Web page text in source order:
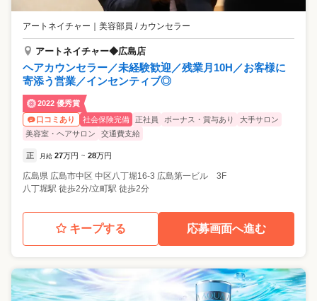
アートネイチャー 美容部員 / カウンセラー
アートネイチャー◆広島店
ヘアカウンセラー／未経験歓迎／残業月10H／お客様に
寄添う営業／インセンティブ◎
2022 優秀賞
口コミあり
社会保険完備 正社員 ボーナス・賞与あり
大手サロン
美容室・ヘアサロン
交通費支給
正 月給 27万円 ~ 28万円
広島県 広島市中区 中区八丁堀16-3 広島第一ビル 3F
八丁堀駅 徒歩2分/立町駅 徒歩2分
キープする 応募画面へ進む